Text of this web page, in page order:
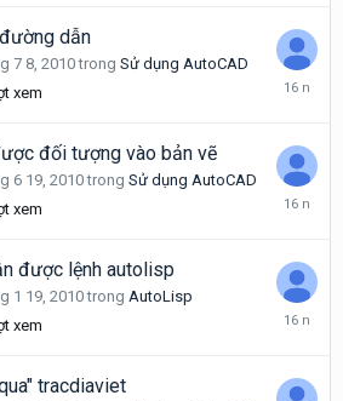
2011
dẫn
7 8, 2010trong Sử dụng AutoCAD
xem
Tháng
2010
đối tượng vào bản vẽ
6 19, 2010trong Sử dụng AutoCAD
xem
Tháng
2010
được lệnh autolisp
1 19, 2010trong AutoLisp
xem
Tháng
2010
tracdiaviet